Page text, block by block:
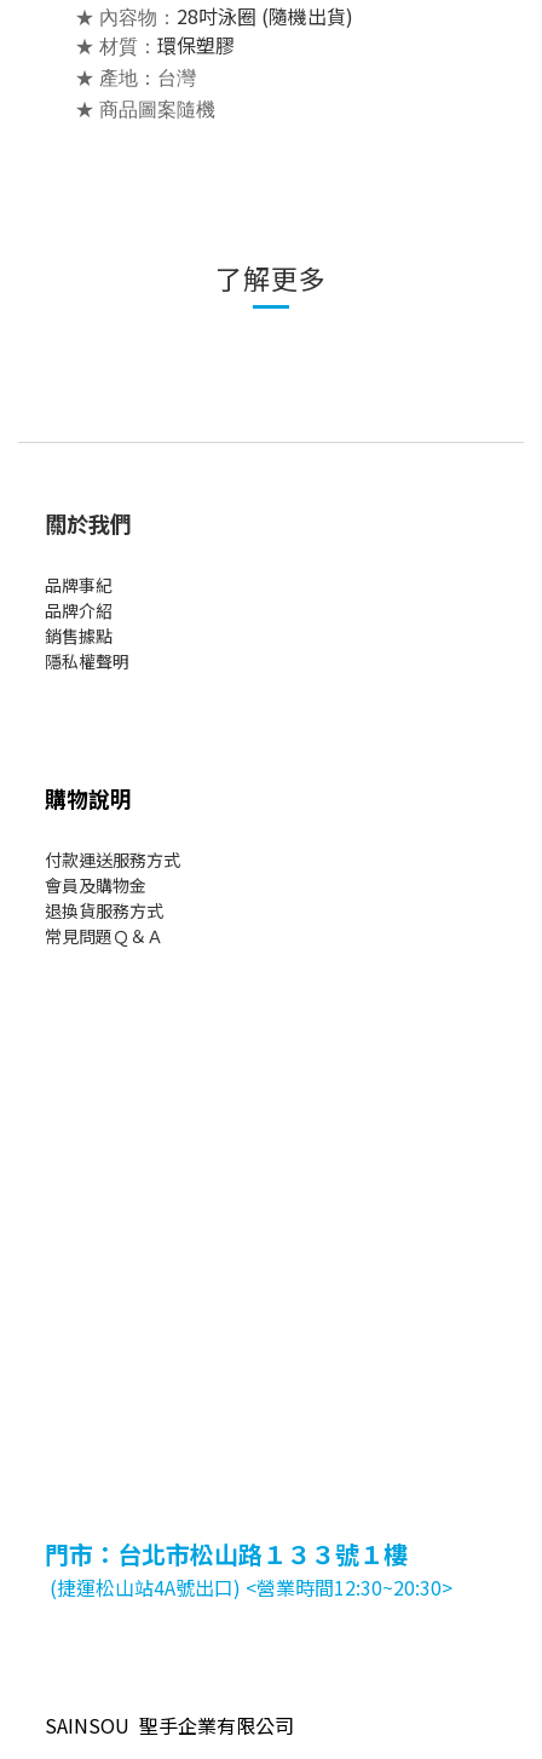
★ 內容物： 28吋泳圈 (隨機出貨)
★ 材質： 環保塑膠
★ 產地：台灣
★ 商品圖案隨機
了解更多
關於我們
品牌事紀
品牌介紹
銷售據點
隱私權聲明
購物說明
付款運送服務方式
會員及購物金
退換貨服務方式
常見問題Ｑ＆Ａ
門市：台北市松山路１３３號１樓
(捷運松山站4A號出口) <營業時間12:30~20:30>
SAINSOU 聖手企業有限公司